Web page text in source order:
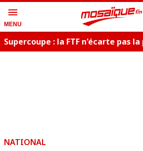
menu
MENU
Supercoupe : la FTF n'écarte pas
NATIONAL